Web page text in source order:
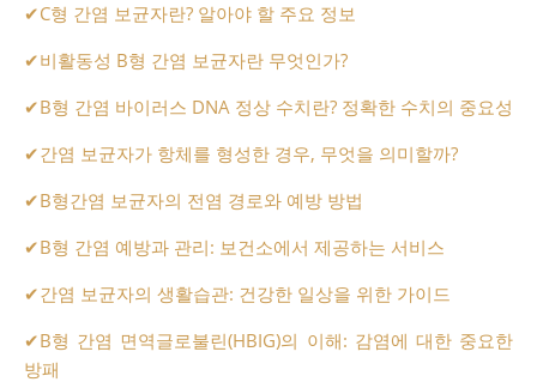
✔C형 간염 보균자란? 알아야 할 주요 정보
✔비활동성 B형 간염 보균자란 무엇인가?
✔B형 간염 바이러스 DNA 정상 수치란? 정확한 수치의 중요성
✔간염 보균자가 항체를 형성한 경우, 무엇을 의미할까?
✔B형간염 보균자의 전염 경로와 예방 방법
✔B형 간염 예방과 관리: 보건소에서 제공하는 서비스
✔간염 보균자의 생활습관: 건강한 일상을 위한 가이드
✔B형 간염 면역글로불린(HBIG)의 이해: 감염에 대한 중요한
방패